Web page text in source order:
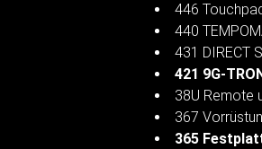
446
440
431 DIRECT
421 9G-
38U Remote
367
365